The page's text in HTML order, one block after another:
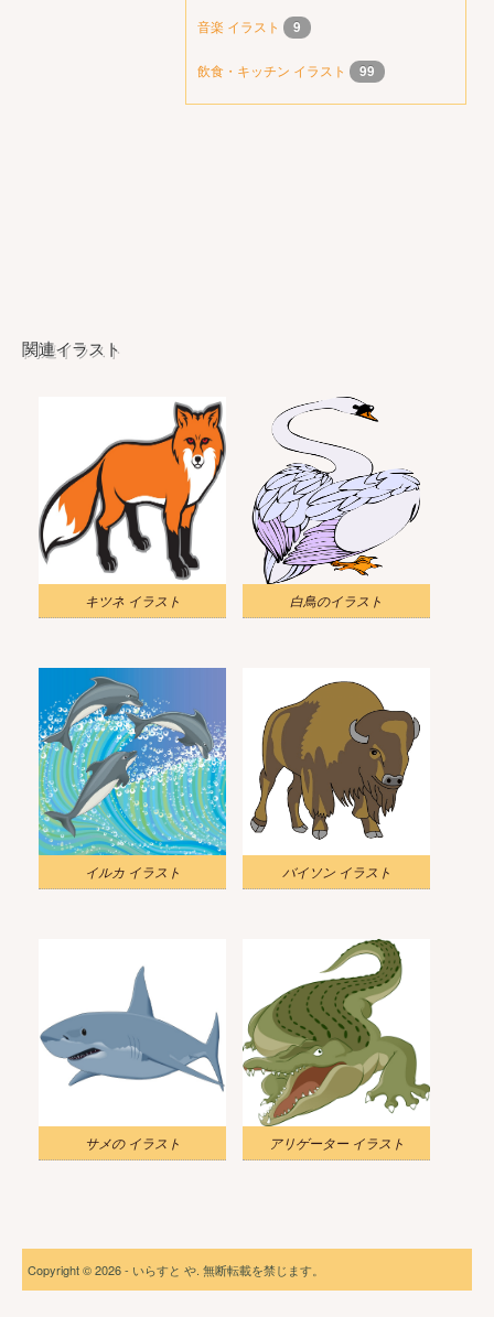
音楽 イラスト 9
飲食・キッチン イラスト 99
関連イラスト
キツネ イラスト 白鳥のイラスト
イルカ イラスト バイソン イラスト
サメの イラスト アリゲーター イラスト
Copyright © 2026 - いらすと や. 無断転載を禁じます。